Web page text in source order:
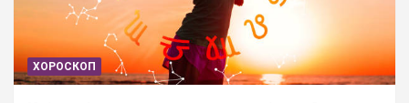
ХОРОСКОП